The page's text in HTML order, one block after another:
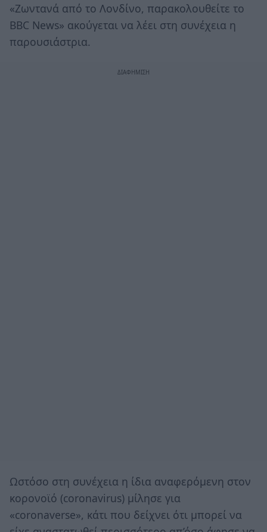
«Ζωντανά από το Λονδίνο, παρακολουθείτε το
BBC News» ακούγεται να λέει στη συνέχεια η
παρουσιάστρια.
Ωστόσο στη συνέχεια η ίδια αναφερόμενη στον
κορονοϊό (coronavirus) μίλησε για
«coronaverse», κάτι που δείχνει ότι μπορεί να